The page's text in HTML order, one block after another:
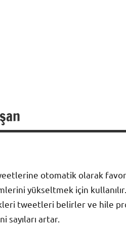
otomatik olarak
yükseltmek için
tweetleri belirler ve
sayıları artar.